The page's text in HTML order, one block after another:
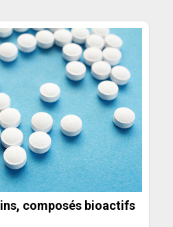
composés bioactifs